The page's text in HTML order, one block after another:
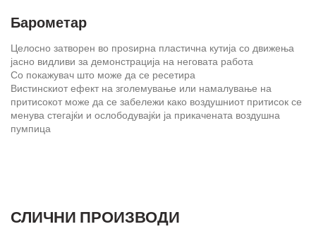
Барометар
Целосно затворен во проѕирна пластична кутија со движења
јасно видливи за демонстрација на неговата работа
Со покажувач што може да се ресетира
Вистинскиот ефект на зголемување или намалување на
притисокот може да се забележи како воздушниот притисок се
менува стегајќи и ослободувајќи ја прикачената воздушна
пумпица
СЛИЧНИ ПРОИЗВОДИ